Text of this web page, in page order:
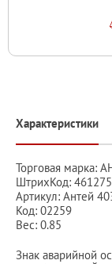
Характеристики
Торговая марка:
ШтрихКод:
Артикул: Антей
Код: 02259
Вес: 0.85
Знак аварийной